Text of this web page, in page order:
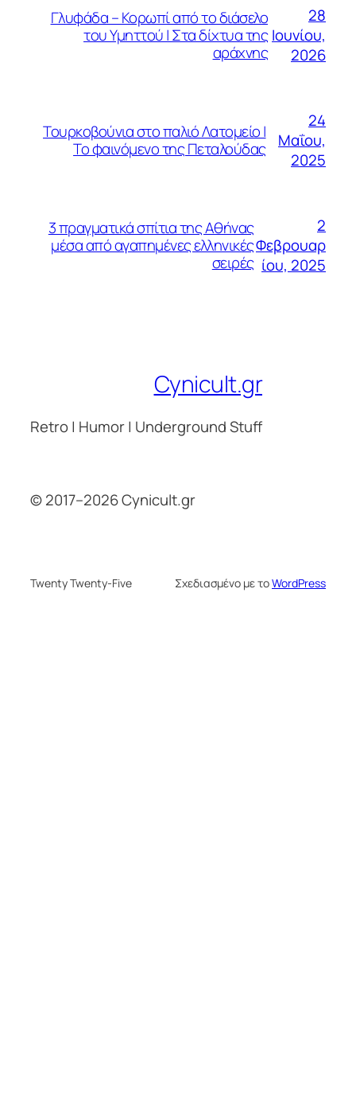
Γλυφάδα – Κορωπί από το διάσελο
του Υμηττού | Στα δίχτυα της
αράχνης
28
Ιουνίου,
2026
Τουρκοβούνια στο παλιό Λατομείο |
Το φαινόμενο της Πεταλούδας
24
Μαΐου,
2025
3 πραγματικά σπίτια της Αθήνας
μέσα από αγαπημένες ελληνικές
σειρές
2
Φεβρουαρ
ίου, 2025
Cynicult.gr
Retro | Humor | Underground Stuff
© 2017–2026 Cynicult.gr
Twenty Twenty-Five Σχεδιασμένο με τοWordPress